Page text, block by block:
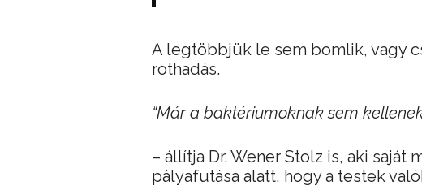
A legtöbbjük le sem bomlik, vagy
rothadás.
“Már a baktériumoknak sem
– állítja Dr. Wener Stolz is, aki
pályafutása alatt, hogy a testek